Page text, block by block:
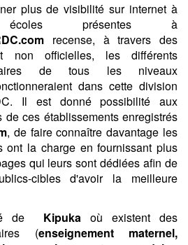
plus de visibilité sur internet à
présentes à
recense, à travers des
non officielles, les différents
de tous les niveaux
dans cette division
Il est donné possibilité aux
de ces établissements enregistrés
, de faire connaître davantage les
ont la charge en fournissant plus
qui leurs sont dédiées afin de
cibles d'avoir la meilleure
de Kipukaoù existent des
(enseignement maternel,